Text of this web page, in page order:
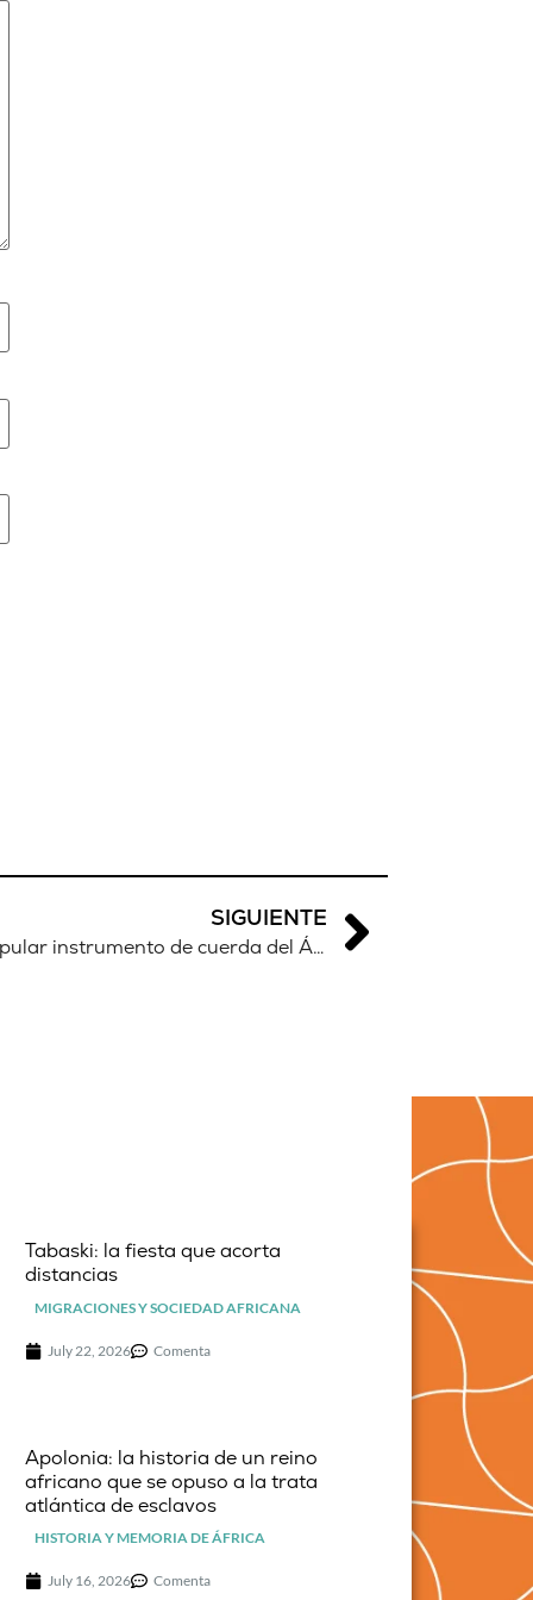
SIGUIENTE
Los orígenes de la kora: el popular instrumento de cuerda del África occidental
Tabaski: la fiesta que acorta
distancias
MIGRACIONES Y SOCIEDAD AFRICANA
July 22, 2026 Comenta
Apolonia: la historia de un reino
africano que se opuso a la trata
atlántica de esclavos
HISTORIA Y MEMORIA DE ÁFRICA
July 16, 2026 Comenta